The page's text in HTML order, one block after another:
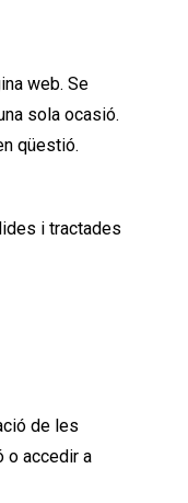
web. Se
sola ocasió.
qüestió.
i tractades
de les
o accedir a